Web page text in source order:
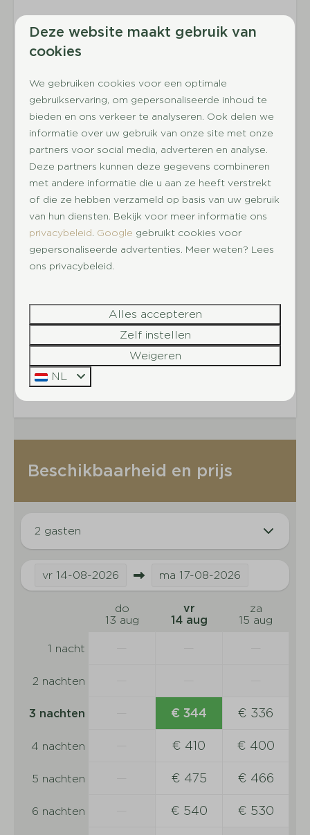
Buitenleven
Buiten op het terras heeft u de beschikking over
tuinmeubilair. Heerlijk om tijdens mooi weer
buiten te eten met het hele gezin.
Overige informatie
In deze woning zijn huisdieren niet toegestaan en
is roken verboden.
Exterieur en interieur kunnen onderling verschillen.
verschillende sanitair gebouwen van de camping.
Wij accepteren geen zakelijke boekingen.
Energielabel:
Beschikbaarheid en prijs
2 gasten
vr 14-08-2026 ma 17-08-2026
do
13 aug
vr
14 aug
za
15 aug
1 nacht
2 nachten
3 nachten € 344 € 336
4 nachten € 410 € 400
5 nachten € 475 € 466
6 nachten € 540 € 530
Deze website maakt gebruik van
cookies
We gebruiken cookies voor een optimale
gebruikservaring, om gepersonaliseerde inhoud te
bieden en ons verkeer te analyseren. Ook delen we
informatie over uw gebruik van onze site met onze
partners voor social media, adverteren en analyse.
Deze partners kunnen deze gegevens combineren
met andere informatie die u aan ze heeft verstrekt
of die ze hebben verzameld op basis van uw gebruik
van hun diensten. Bekijk voor meer informatie ons
privacybeleid Google gebruikt cookies voor
gepersonaliseerde advertenties. Meer weten? Lees
ons privacybeleid.
Alles accepteren
Zelf instellen
Weigeren
NL